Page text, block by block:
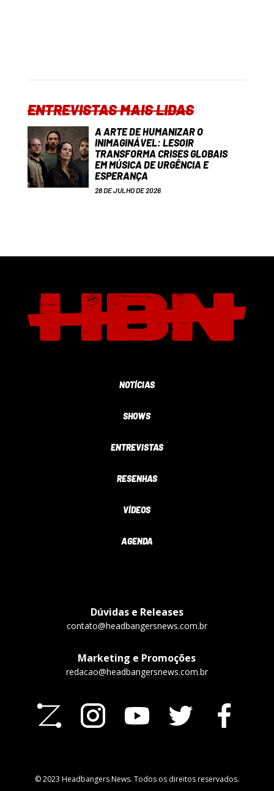
ENTREVISTAS MAIS LIDAS
A ARTE DE HUMANIZAR O
INIMAGINÁVEL: LESOIR
TRANSFORMA CRISES GLOBAIS
EM MÚSICA DE URGÊNCIA E
ESPERANÇA
28 DE JULHO DE 2026
NOTÍCIAS
SHOWS
ENTREVISTAS
RESENHAS
VÍDEOS
AGENDA
Dúvidas e Releases
contato@headbangersnews.com.br
Marketing e Promoções
redacao@headbangersnews.com.br
© 2023 Headbangers News. Todos os direitos reservados.